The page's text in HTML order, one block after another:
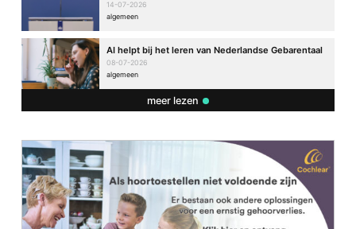
14-07-2026
algemeen
AI helpt bij het leren van Nederlandse Gebarentaal
08-07-2026
algemeen
meer lezen